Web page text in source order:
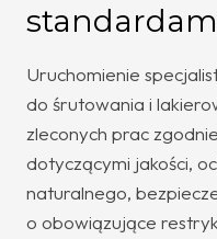
Uruchomienie
do śrutowania i
zleconych prac
dotyczącymi jakości,
naturalnego,
o obowiązujące